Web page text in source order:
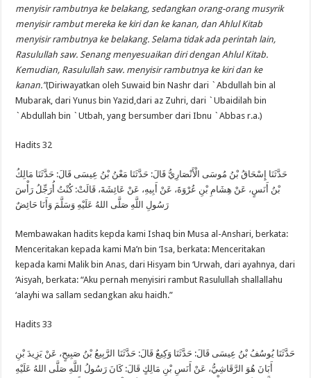
menyisir rambutnya ke belakang, sedangkan orang-orang musyrik
menyisir rambut mereka ke kiri dan ke kanan, dan Ahlul Kitab
menyisir rambutnya ke belakang. Selama tidak ada perintah lain,
Rasulullah saw. Senang menyesuaikan diri dengan Ahlul Kitab.
Kemudian, Rasulullah saw. menyisir rambutnya ke kiri dan ke
kanan.”(Diriwayatkan oleh Suwaid bin Nashr dari `Abdullah bin al
Mubarak, dari Yunus bin Yazid,dari az Zuhri, dari `Ubaidilah bin
`Abdullah bin `Utbah, yang bersumber dari Ibnu `Abbas r.a.)
Hadits 32
حَدَّثَنَا إِسْحَاقُ بْنُ مُوسَى الْأَنْصَارِيُّ قَالَ: حَدَّثَنَا مَعْنُ بْنُ عِيسَى قَالَ: حَدَّثَنَا مَالِكُ
بْنُ أَنَسٍ، عَنْ هِشَامِ بْنِ عُرْوَةَ، عَنْ أَبِيهِ، عَنْ عَائِشَةَ، قَالَتْ: كُنْتُ أُرَجِّلُ رَأْسَ
رَسُولِ اللَّهِ صَلَّى اللهُ عَلَيْهِ وَسَلَّمَ وَأَنَا حَائِضٌ
Membawakan hadits kepda kami Ishaq bin Musa al-Anshari, berkata:
Menceritakan kepada kami Ma’n bin ‘Isa, berkata: Menceritakan
kepada kami Malik bin Anas, dari Hisyam bin ‘Urwah, dari ayahnya, dari
‘Aisyah, berkata: “Aku pernah menyisiri rambut Rasulullah shallallahu
‘alayhi wa sallam sedangkan aku haidh.”
Hadits 33
حَدَّثَنَا يُوسُفُ بْنُ عِيسَى قَالَ: حَدَّثَنَا وَكِيعٌ قَالَ: حَدَّثَنَا الرَّبِيعُ بْنُ صَبِيحٍ، عَنْ يَزِيدَ بْنِ
أَبَانَ هُوَ الرَّقَاشِيُّ، عَنْ أَنَسِ بْنِ مَالِكٍ قَالَ: كَانَ رَسُولُ اللَّهِ صَلَّى اللهُ عَلَيْهِ